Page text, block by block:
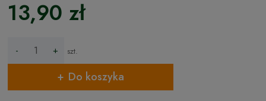
13,90 zł
- + szt.
Do koszyka